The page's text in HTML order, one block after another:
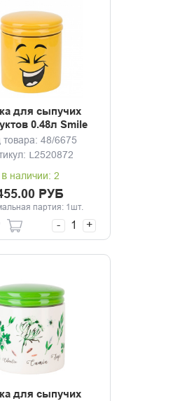
для сыпучих
0.48л Smile
товара: 48/6675
L2520872
В наличии: 2
РУБ
партия: 1шт.
- +
для сыпучих